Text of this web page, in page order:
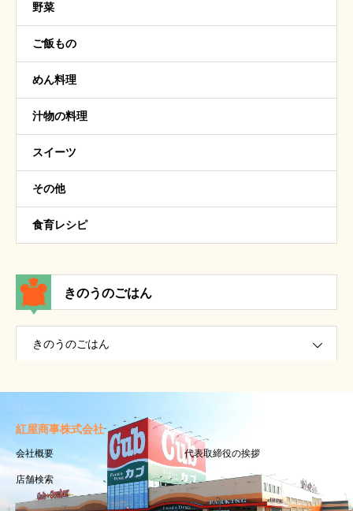
野菜
ご飯もの
めん料理
汁物の料理
スイーツ
その他
食育レシピ
きのうのごはん
きのうのごはん
紅屋商事株式会社
会社概要 代表取締役の挨拶
店舗検索